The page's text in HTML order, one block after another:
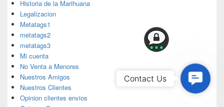
Historia de la Marihuana
Legalizacion
Metatags1
metatags2
metatags3
Mi cuenta
No Venta a Menores
Nuestros Amigos
Nuestros Clientes
Opinion clientes envios
Us
Contact Us